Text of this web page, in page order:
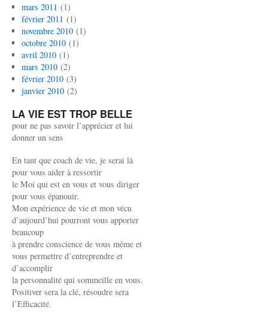
mars 2011 (1)
février 2011 (1)
novembre 2010(1)
octobre 2010(1)
avril 2010(1)
mars 2010(2)
février 2010(3)
janvier 2010(2)
LA VIE EST TROP BELLE
pour ne pas savoir l’apprécier et lui
donner un sens
En tant que coach de vie, je serai là
pour vous aider à ressortir
le Moi qui est en vous et vous diriger
pour vous épanouir.
Mon expérience de vie et mon vécu
d’aujourd’hui pourront vous apporter
beaucoup
à prendre conscience de vous même et
vous permettre d’entreprendre et
d’accomplir
la personnalité qui sommeille en vous.
Positiver sera la clé, résoudre sera
l’Efficacité.